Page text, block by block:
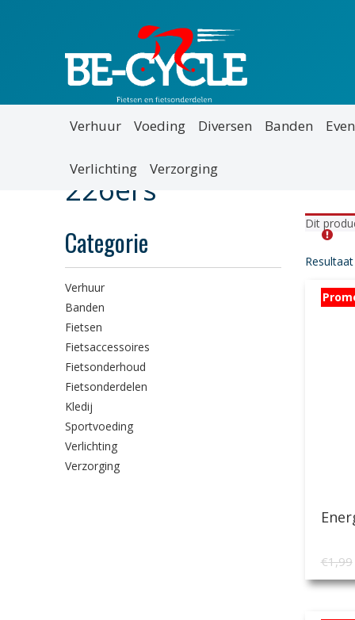
Verhuur Voeding Diversen Banden
Verlichting Verzorging
226ers
Categorie
Verhuur
Banden
Fietsen
Fietsaccessoires
Fietsonderhoud
Fietsonderdelen
Kledij
Sportvoeding
Verlichting
Verzorging
Dit
€1,99